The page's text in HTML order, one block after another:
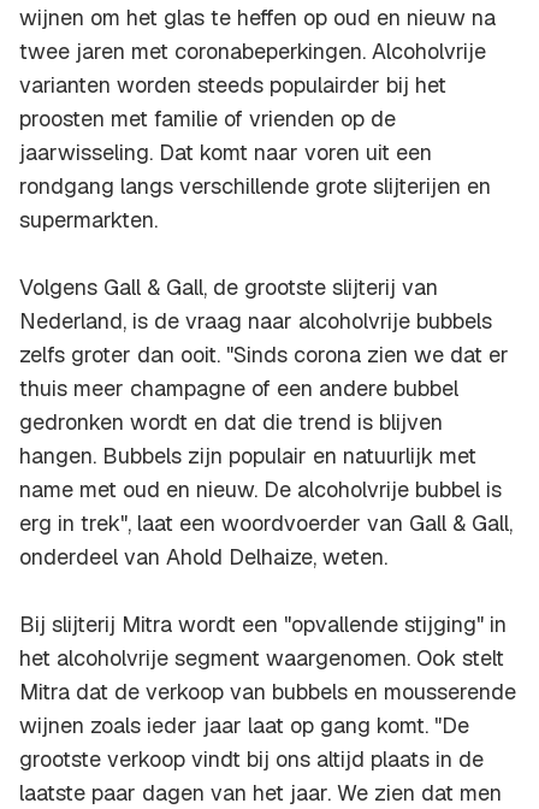
wijnen om het glas te heffen op oud en nieuw na
twee jaren met coronabeperkingen. Alcoholvrije
varianten worden steeds populairder bij het
proosten met familie of vrienden op de
jaarwisseling. Dat komt naar voren uit een
rondgang langs verschillende grote slijterijen en
supermarkten.
Volgens Gall & Gall, de grootste slijterij van
Nederland, is de vraag naar alcoholvrije bubbels
zelfs groter dan ooit. "Sinds corona zien we dat er
thuis meer champagne of een andere bubbel
gedronken wordt en dat die trend is blijven
hangen. Bubbels zijn populair en natuurlijk met
name met oud en nieuw. De alcoholvrije bubbel is
erg in trek", laat een woordvoerder van Gall & Gall,
onderdeel van Ahold Delhaize, weten.
Bij slijterij Mitra wordt een "opvallende stijging" in
het alcoholvrije segment waargenomen. Ook stelt
Mitra dat de verkoop van bubbels en mousserende
wijnen zoals ieder jaar laat op gang komt. "De
grootste verkoop vindt bij ons altijd plaats in de
laatste paar dagen van het jaar. We zien dat men